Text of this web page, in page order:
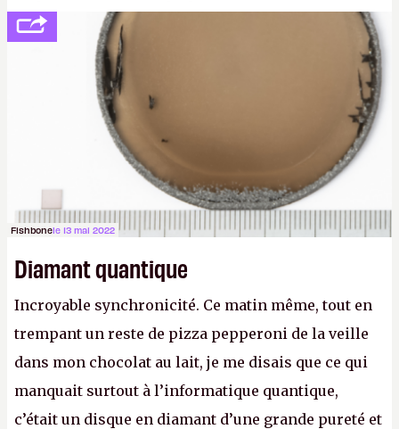
internautes est à n'en point douter la mise en place
de l’identification obligatoire pour se connecter au
http://cpc.cx/AH432N1
- Crédit photo : Pexels -
Fishbonele 13 mai 2022
Diamant quantique
Incroyable synchronicité. Ce matin même, tout en
trempant un reste de pizza pepperoni de la veille
dans mon chocolat au lait, je me disais que ce qui
manquait surtout à l’informatique quantique,
c’était un disque en diamant d’une grande pureté et